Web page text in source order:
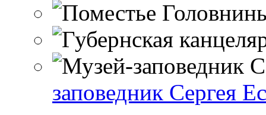
заповедник Сергея